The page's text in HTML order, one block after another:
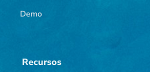
Demo
Recursos